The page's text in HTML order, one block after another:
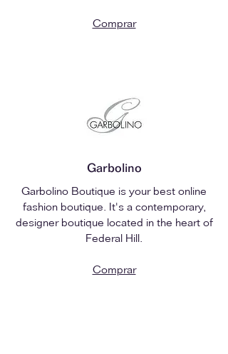
Comprar
Garbolino
Garbolino Boutique is your best online
fashion boutique. It's a contemporary,
designer boutique located in the heart of
Federal Hill.
Comprar